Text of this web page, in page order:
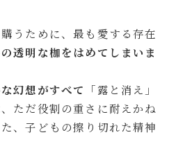
うために、最も愛する存在
透明な枷をはめてしまいま
幻想がすべて 「露と消え」
ただ役割の重さに耐えかね
、子どもの擦り切れた精神